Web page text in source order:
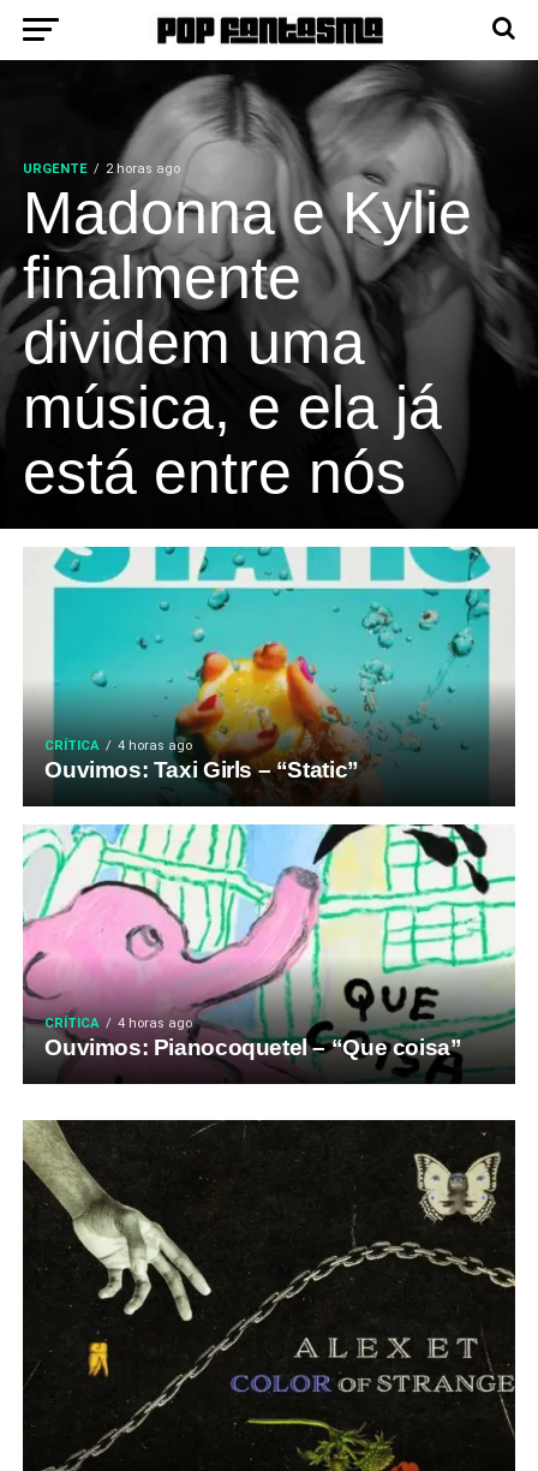
URGENTE 2 horas ago
Madonna e Kylie
finalmente
dividem uma
música, e ela já
está entre nós
CRÍTICA 4 horas ago
Ouvimos: Taxi Girls – “Static”
CRÍTICA 4 horas ago
Ouvimos: Pianocoquetel – “Que coisa”